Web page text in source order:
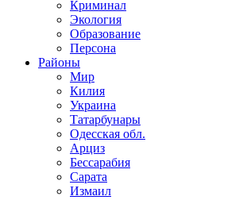
Криминал
Экология
Образование
Персона
Районы
Мир
Килия
Украина
Татарбунары
Одесская обл.
Арциз
Бессарабия
Сарата
Измаил